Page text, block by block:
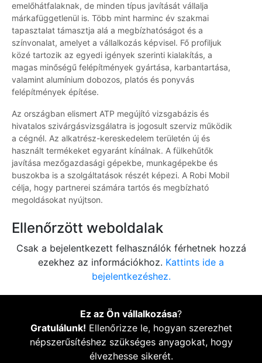
emelőhátfalaknak, de minden típus javítását vállalja
márkafüggetlenül is. Több mint harminc év szakmai
tapasztalat támasztja alá a megbízhatóságot és a
színvonalat, amelyet a vállalkozás képvisel. Fő profiljuk
közé tartozik az egyedi igények szerinti kialakítás, a
magas minőségű felépítmények gyártása, karbantartása,
valamint alumínium dobozos, platós és ponyvás
felépítmények építése.
Az országban elismert ATP megújító vizsgabázis és
hivatalos szivárgásvizsgálatra is jogosult szerviz működik
a cégnél. Az alkatrész-kereskedelem területén új és
használt termékeket egyaránt kínálnak. A fülkehűtők
javítása mezőgazdasági gépekbe, munkagépekbe és
buszokba is a szolgáltatások részét képezi. A Robi Mobil
célja, hogy partnerei számára tartós és megbízható
megoldásokat nyújtson.
Ellenőrzött weboldalak
Csak a bejelentkezett felhasználók férhetnek hozzá
ezekhez az információkhoz. Kattints ide a
bejelentkezéshez.
Ez az Ön vállalkozása?
Gratulálunk! Ellenőrizze le, hogyan szerezhet
népszerűsítéshez szükséges anyagokat, hogy
élvezhesse sikerét.